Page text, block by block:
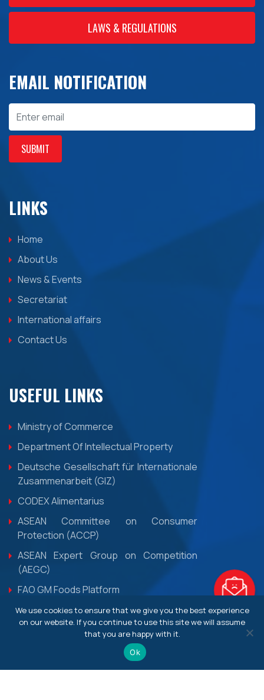
LAWS & REGULATIONS
EMAIL NOTIFICATION
SUBMIT
LINKS
Home
About Us
News & Events
Secretariat
International affairs
Contact Us
USEFUL LINKS
Ministry of Commerce
Department Of Intellectual Property
Deutsche Gesellschaft für Internationale
Zusammenarbeit (GIZ)
CODEX Alimentarius
ASEAN Committee on Consumer
Protection (ACCP)
ASEAN Expert Group on Competition
(AEGC)
FAO GM Foods Platform
VIEW ALL
We use cookies to ensure that we give you the best experience
on our website. If you continue to use this site we will assume
that you are happy with it.
Ok